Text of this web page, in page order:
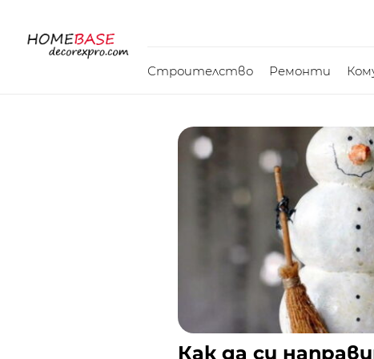
Строителство Ремонти
Как да си